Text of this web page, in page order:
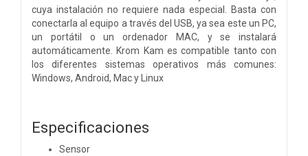
cuya instalación no requiere nada especial. Basta con
conectarla al equipo a través del USB, ya sea este un PC,
un portátil o un ordenador MAC, y se instalará
automáticamente. Krom Kam es compatible tanto con
los diferentes sistemas operativos más comunes:
Windows, Android, Mac y Linux
Especificaciones
Sensor